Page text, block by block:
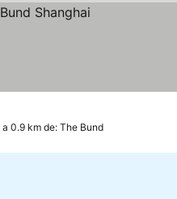
a 0.9 km de: The Bund